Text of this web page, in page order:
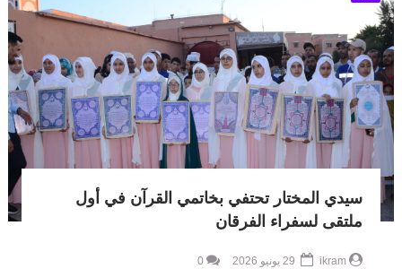
سيدي المختار تحتفي بخاتمي القرآن في أول
ملتقى لسفراء الفرقان
ikram
0